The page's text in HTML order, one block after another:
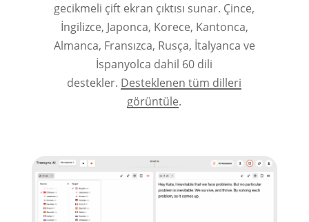
gecikmeli çift ekran çıktısı sunar. Çince,
İngilizce, Japonca, Korece, Kantonca,
Almanca, Fransızca, Rusça, İtalyanca ve
İspanyolca dahil 60 dili
destekler. Desteklenen tüm dilleri
görüntüle.